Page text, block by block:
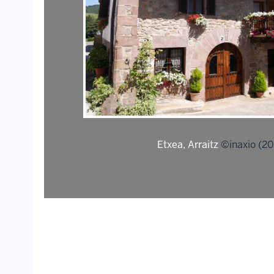
Etxea, Arraitz ©inaxio